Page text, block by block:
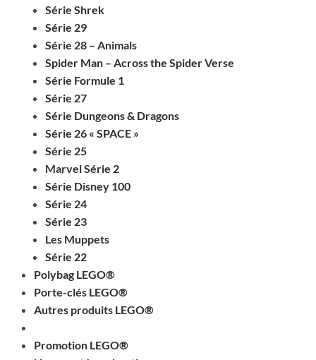
Série Shrek
Série 29
Série 28 – Animals
Spider Man – Across the Spider Verse
Série Formule 1
Série 27
Série Dungeons & Dragons
Série 26 « SPACE »
Série 25
Marvel Série 2
Série Disney 100
Série 24
Série 23
Les Muppets
Série 22
Polybag LEGO®
Porte-clés LEGO®
Autres produits LEGO®
Promotion LEGO®